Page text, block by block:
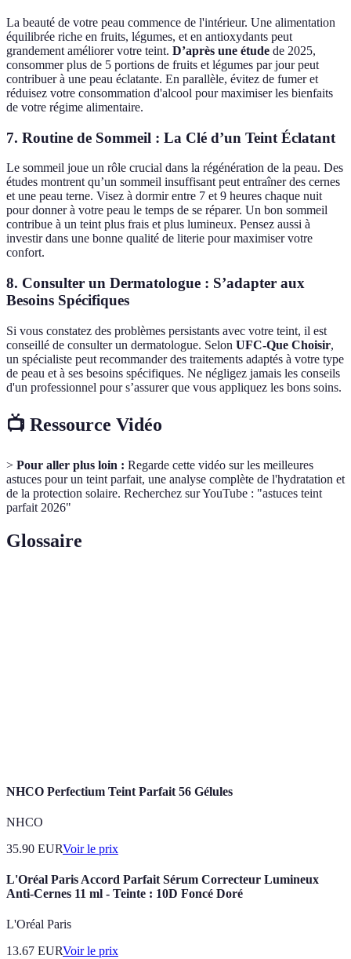
La beauté de votre peau commence de l'intérieur. Une alimentation
équilibrée riche en fruits, légumes, et en antioxydants peut
grandement améliorer votre teint. D’après une étude de 2025,
consommer plus de 5 portions de fruits et légumes par jour peut
contribuer à une peau éclatante. En parallèle, évitez de fumer et
réduisez votre consommation d'alcool pour maximiser les bienfaits
de votre régime alimentaire.
7. Routine de Sommeil : La Clé d’un Teint Éclatant
Le sommeil joue un rôle crucial dans la régénération de la peau. Des
études montrent qu’un sommeil insuffisant peut entraîner des cernes
et une peau terne. Visez à dormir entre 7 et 9 heures chaque nuit
pour donner à votre peau le temps de se réparer. Un bon sommeil
contribue à un teint plus frais et plus lumineux. Pensez aussi à
investir dans une bonne qualité de literie pour maximiser votre
confort.
8. Consulter un Dermatologue : S’adapter aux
Besoins Spécifiques
Si vous constatez des problèmes persistants avec votre teint, il est
conseillé de consulter un dermatologue. Selon UFC-Que Choisir,
un spécialiste peut recommander des traitements adaptés à votre type
de peau et à ses besoins spécifiques. Ne négligez jamais les conseils
d'un professionnel pour s’assurer que vous appliquez les bons soins.
📺 Ressource Vidéo
> Pour aller plus loin : Regarde cette vidéo sur les meilleures
astuces pour un teint parfait, une analyse complète de l'hydratation et
de la protection solaire. Recherchez sur YouTube : "astuces teint
parfait 2026"
Glossaire
NHCO Perfectium Teint Parfait 56 Gélules
NHCO
35.90 EURVoir le prix
L'Oréal Paris Accord Parfait Sérum Correcteur Lumineux
Anti-Cernes 11 ml - Teinte : 10D Foncé Doré
L'Oréal Paris
13.67 EURVoir le prix